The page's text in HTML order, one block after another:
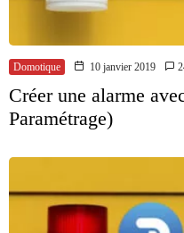
Domotique 10 janvier 2019
Créer une alarme
Paramétrage)